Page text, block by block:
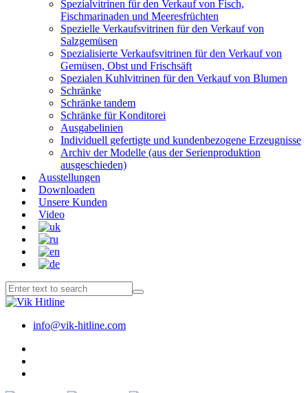
Spezialvitrinen für den Verkauf von Fisch,
Fischmarinaden und Meeresfrüchten
Spezielle Verkaufsvitrinen für den Verkauf von
Salzgemüsen
Spezialisierte Verkaufsvitrinen für den Verkauf von
Gemüsen, Obst und Frischsäft
Spezialen Kuhlvitrinen für den Verkauf von Blumen
Schränke
Schränke tandem
Schränke für Konditorei
Ausgabelinien
Individuell gefertigte und kundenbezogene Erzeugnisse
Archiv der Modelle (aus der Serienproduktion
ausgeschieden)
Ausstellungen
Downloaden
Unsere Kunden
Video
info@vik-hitline.com